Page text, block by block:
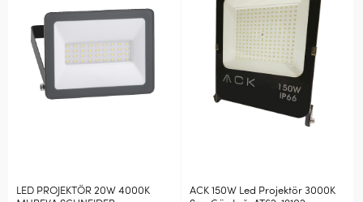
LED PROJEKTÖR 20W 4000K
ACK 150W Led Projektör 3000K